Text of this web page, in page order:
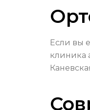
Если вы
клиника